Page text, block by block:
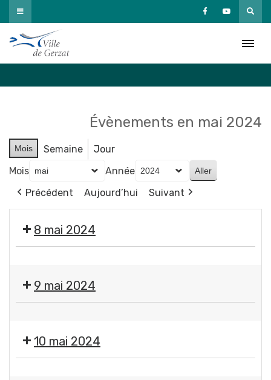
Passer
au
contenu
Évènements en mai 2024
Mois Semaine
Jour
Mois
Année
Précédent
Aujourd’hui Suivant
8 mai 2024
des
services
9 mai 2024
des
services
10 mai 2024